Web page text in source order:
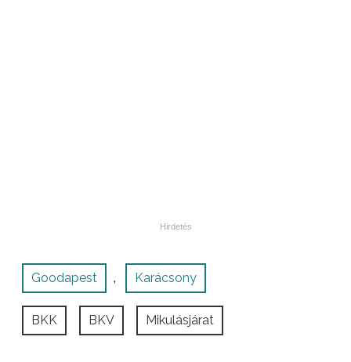
Goodapest , Karácsony
BKK BKV Mikulásjárat